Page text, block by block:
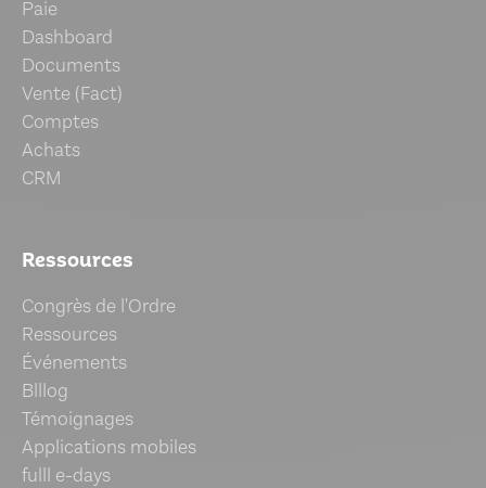
Paie
Dashboard
Documents
Vente (Fact)
Comptes
Achats
CRM
Ressources
Congrès de l'Ordre
Ressources
Événements
Blllog
Témoignages
Applications mobiles
fulll e-days